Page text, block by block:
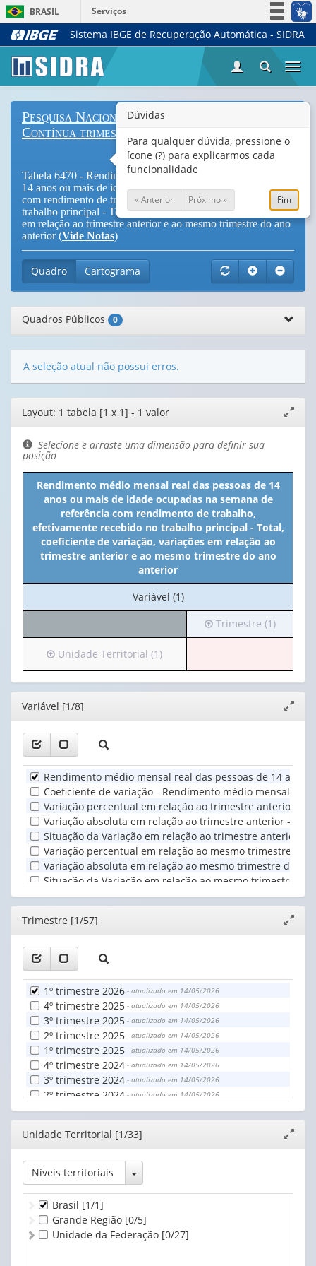
BRASIL
Serviços
Simplifique!
Acesso à informação
Sistema IBGE de Recuperação Automática - SIDRA
Pesquisa Nacional por Amostra de Domicílios
Contínua trimestral
Tabela 6470 - Rendimento médio mensal real das pessoas de
14 anos ou mais de idade ocupadas na semana de referência
com rendimento de trabalho, efetivamente recebido no
trabalho principal - Total, coeficiente de variação, variações
em relação ao trimestre anterior e ao mesmo trimestre do ano
anterior (Vide Notas)
Quadro Cartograma
Quadros Públicos 0
A seleção atual não possui erros.
Editor
de
layout
janela
Layout: 1 tabela [1 x 1] - 1 valor
Selecione e arraste uma dimensão para definir sua
posição
Rendimento médio mensal real das pessoas de 14
anos ou mais de idade ocupadas na semana de
referência com rendimento de trabalho,
efetivamente recebido no trabalho principal - Total,
coeficiente de variação, variações em relação ao
trimestre anterior e ao mesmo trimestre do ano
anterior
No
cabeçalho:
(1)
Variável (1)
Irá
para
(possui
apenas
valor):
(1)
Trimestre (1)
Irá
para
o
cabeçalho
(possui
apenas
valor):
Unidade
Territorial
(1)
Unidade Territorial (1)
Editor
janela
Variável [1/8]
Rendimento médio mensal real das pessoas de 14
Coeficiente de variação - Rendimento médio mensal
Variação percentual em relação ao trimestre anterior -
Variação absoluta em relação ao trimestre anterior -
Situação da Variação em relação ao trimestre anterior -
Variação percentual em relação ao mesmo trimestre do
Variação absoluta em relação ao mesmo trimestre do
Situação da Variação em relação ao mesmo trimestre
Editor
janela
Trimestre [1/57]
1º trimestre 2026 - atualizado em 14/05/2026
4º trimestre 2025 - atualizado em 14/05/2026
3º trimestre 2025 - atualizado em 14/05/2026
2º trimestre 2025 - atualizado em 14/05/2026
1º trimestre 2025 - atualizado em 14/05/2026
4º trimestre 2024 - atualizado em 14/05/2026
3º trimestre 2024 - atualizado em 14/05/2026
2º trimestre 2024 - atualizado em 14/05/2026
1º trimestre 2024- atualizado em 14/05/2026
4º trimestre 2023
3º trimestre 2023- atualizado em 14/05/2026
2º trimestre 2023
1º trimestre 2023
4º trimestre 2022- atualizado em 14/05/2026
3º trimestre 2022
2º trimestre 2022
1º trimestre 2022 - atualizado em 14/05/2026
4º trimestre 2021 - atualizado em 14/05/2026
Editor
janela
Unidade Territorial [1/33]
Níveis territoriais Toggle Dropdown
Brasil [1/1]
Grande Região [0/5]
Unidade da Federação [0/27]
Dúvidas
Para qualquer dúvida, pressione o
ícone (?) para explicarmos cada
funcionalidade
« Anterior Próximo » Fim